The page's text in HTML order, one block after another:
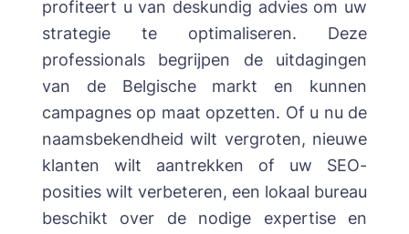
profiteert u van deskundig advies om uw
strategie te optimaliseren. Deze
professionals begrijpen de uitdagingen
van de Belgische markt en kunnen
campagnes op maat opzetten. Of u nu de
naamsbekendheid wilt vergroten, nieuwe
klanten wilt aantrekken of uw SEO-
posities wilt verbeteren, een lokaal bureau
beschikt over de nodige expertise en